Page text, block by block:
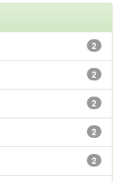
2
2
2
2
2